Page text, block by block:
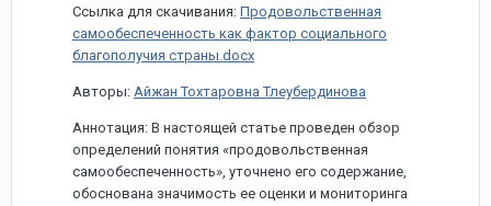
Ссылка для скачивания: Продовольственная
самообеспеченность как фактор социального
благополучия страны.docx
Авторы: Айжан Тохтаровна Тлеубердинова
Аннотация: В настоящей статье проведен обзор
определений понятия «продовольственная
самообеспеченность», уточнено его содержание,
обоснована значимость ее оценки и мониторинга